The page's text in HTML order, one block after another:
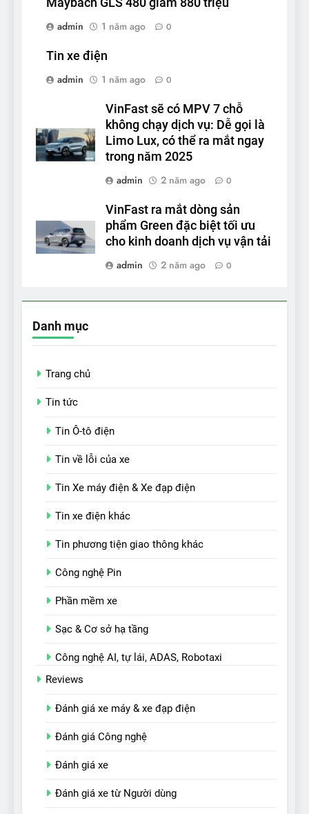
admin
1 năm ago 0
Tin xe điện
admin
1 năm ago 0
VinFast sẽ có MPV 7 chỗ
không chạy dịch vụ: Dễ gọi là
Limo Lux, có thể ra mắt ngay
trong năm 2025
admin
2 năm ago 0
VinFast ra mắt dòng sản
phẩm Green đặc biệt tối ưu
cho kinh doanh dịch vụ vận tải
admin
2 năm ago 0
Danh mục
Trang chủ
Tin tức
Tin Ô-tô điện
Tin về lỗi của xe
Tin Xe máy điện & Xe đạp điện
Tin xe điện khác
Tin phương tiện giao thông khác
Công nghệ Pin
Phần mềm xe
Sạc & Cơ sở hạ tầng
Công nghệ AI, tự lái, ADAS, Robotaxi
Reviews
Đánh giá xe máy & xe đạp điện
Đánh giá Công nghệ
Đánh giá xe
Đánh giá xe từ Người dùng